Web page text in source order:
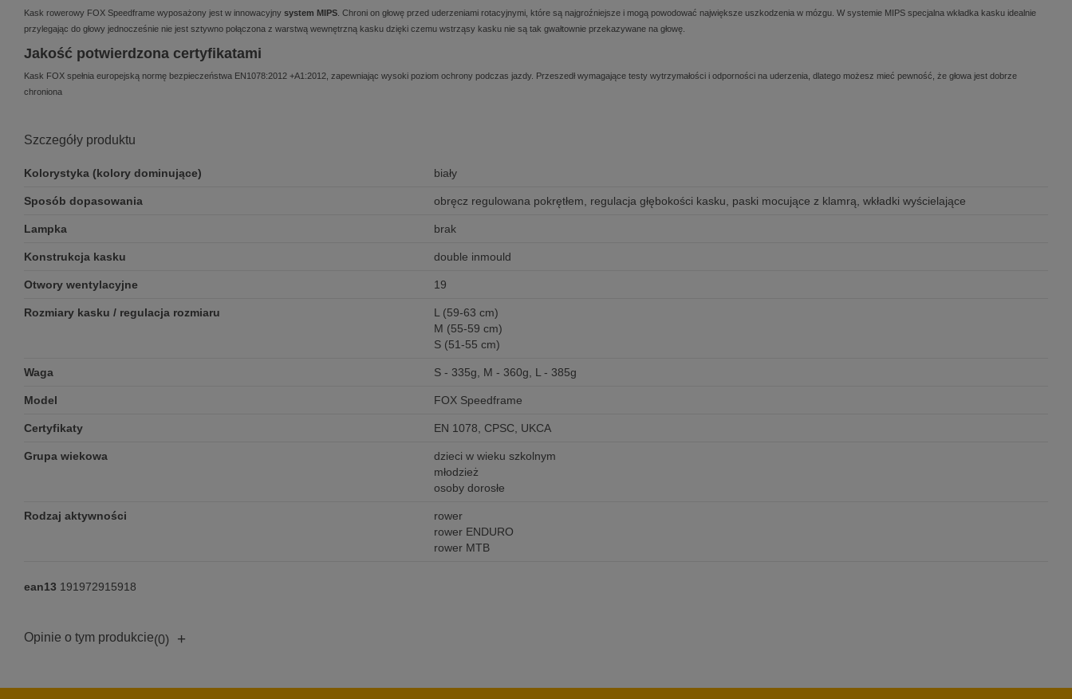
Kask rowerowy FOX Speedframe wyposażony jest w innowacyjny system MIPS . Chroni on głowę przed uderzeniami rotacyjnymi, które są najgroźniejsze i mogą powodować największe uszkodzenia w mózgu. W systemie MIPS specjalna wkładka kasku idealnie
przylegając do głowy jednocześnie nie jest sztywno połączona z warstwą wewnętrzną kasku dzięki czemu wstrząsy kasku nie są tak gwałtownie przekazywane na głowę.
Jakość potwierdzona certyfikatami
Kask FOX spełnia europejską normę bezpieczeństwa EN1078:2012 +A1:2012, zapewniając wysoki poziom ochrony podczas jazdy. Przeszedł wymagające testy wytrzymałości i odporności na uderzenia, dlatego możesz mieć pewność, że głowa jest dobrze
chroniona
Szczegóły produktu
Kolorystyka (kolory dominujące) biały
Sposób dopasowania obręcz regulowana pokrętłem, regulacja głębokości kasku, paski mocujące z klamrą, wkładki wyścielające
Lampka brak
Konstrukcja kasku double inmould
Otwory wentylacyjne 19
Rozmiary kasku / regulacja rozmiaru
L (59-63 cm)
M (55-59 cm)
S (51-55 cm)
Waga S - 335g, M - 360g, L - 385g
Model FOX Speedframe
Certyfikaty EN 1078, CPSC, UKCA
Grupa wiekowa
dzieci w wieku szkolnym
młodzież
osoby dorosłe
Rodzaj aktywności
rower
rower ENDURO
rower MTB
ean13 191972915918
Opinie o tym produkcie(0) +